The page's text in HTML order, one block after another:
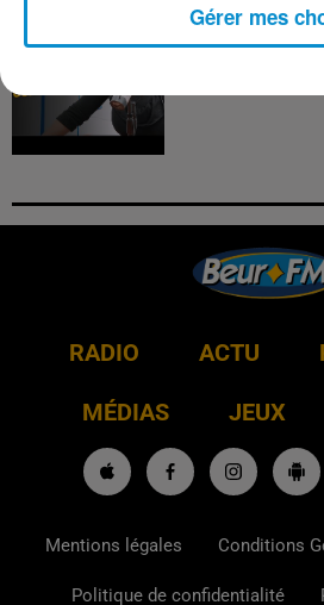
[La Matinale]
journaliste : "j’ai
RADIO ACTU
MÉDIAS JEUX
Mentions légales Conditions
Politique de confidentialité
Gérer mes